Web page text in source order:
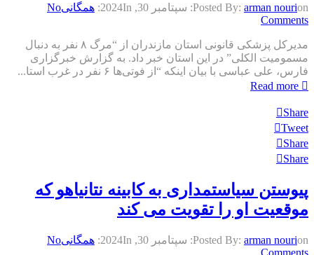
Posted By: arman nourion: سپتامبر 30, 2024 In: همگانیNo
Comments
مدیرکل پزشکی قانونی استان مازندران از “مرگ ۸ نفر به دنبال
مسمومیت الکلی” در این استان خبر داد. به گزارش خبرگزاری
فارس، علی عباسی با بیان اینکه “از فوتی‌ها ۶ نفر در غرب استا...
Read more
Share
Tweet
Share
Share
پیوستن سیاستمداری به کابینه نتانیاهو که
موقعیت او را تقویت می‌ کند
Posted By: arman nourion: سپتامبر 30, 2024 In: همگانیNo
Comments